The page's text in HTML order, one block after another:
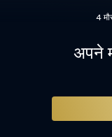
4
अपने